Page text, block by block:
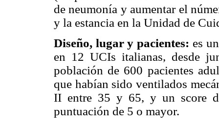
de neumonía y aumentar el
y la estancia en la Unidad de
Diseño, lugar y pacientes: es un
en 12 UCIs italianas, desde
población de 600 pacientes
que habían sido ventilados
II entre 35 y 65, y un score
puntuación de 5 o mayor.